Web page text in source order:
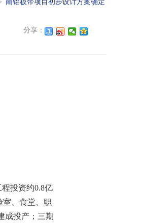
南铝板带项目初步设计方案确定
分享：
投资约0.8亿
室、食堂、职
成投产；三期